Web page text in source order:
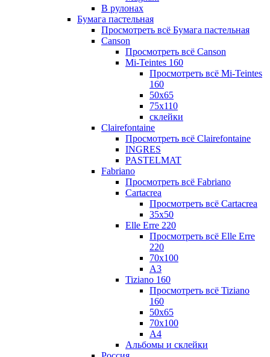
В рулонах
Бумага пастельная
Просмотреть всё Бумага пастельная
Canson
Просмотреть всё Canson
Mi-Teintes 160
Просмотреть всё Mi-Teintes
160
50х65
75х110
склейки
Clairefontaine
Просмотреть всё Clairefontaine
INGRES
PASTELMAT
Fabriano
Просмотреть всё Fabriano
Cartacrea
Просмотреть всё Cartacrea
35х50
Elle Erre 220
Просмотреть всё Elle Erre
220
70х100
А3
Tiziano 160
Просмотреть всё Tiziano
160
50х65
70х100
А4
Альбомы и склейки